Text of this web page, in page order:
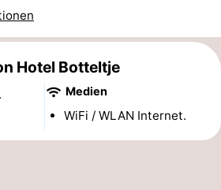
Hotel Botteltje
Medien
WiFi / WLAN Internet.